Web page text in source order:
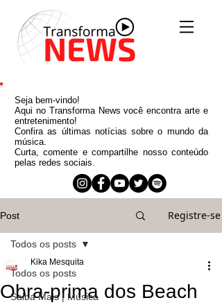
Seja bem-vindo!
Aqui no Transforma News você encontra arte e
entretenimento!
Confira as últimas notícias sobre o mundo da
música.
Curta, comente e compartilhe nosso conteúdo
pelas redes sociais.
Post Registre-se
Todos os posts
Saiba Mais | Música
Todos os posts
Obra-prima dos Beach
Kika Mesquita